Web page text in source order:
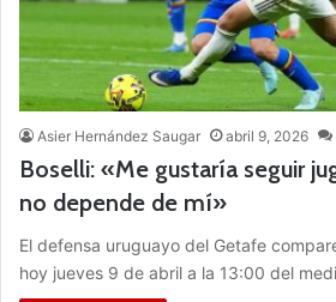
Asier Hernández Saugar abril 9, 2026
Boselli: «Me gustaría seguir
no depende de mí»
El defensa uruguayo del Getafe
hoy jueves 9 de abril a la 13:00 del